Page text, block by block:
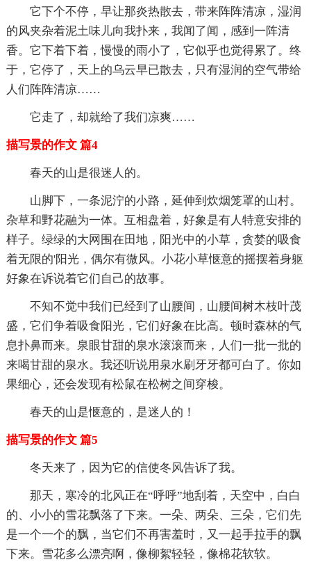
它下个不停，早让那炎热散去，带来阵阵清凉，湿润
的风夹杂着泥土味儿向我扑来，我闻了闻，感到一阵清
香。它下着下着，慢慢的雨小了，它似乎也觉得累了。终
于，它停了，天上的乌云早已散去，只有湿润的空气带给
人们阵阵清凉……
它走了，却就给了我们凉爽……
描写景的作文 篇4
春天的山是很迷人的。
山脚下，一条泥泞的小路，延伸到炊烟笼罩的山村。
杂草和野花融为一体。互相盘着，好象是有人特意安排的
样子。绿绿的大网围在田地，阳光中的小草，贪婪的吸食
着无限的'阳光，偶尔有微风。小花小草惬意的摇摆着身躯
好象在诉说着它们自己的故事。
不知不觉中我们已经到了山腰间，山腰间树木枝叶茂
盛，它们争着吸食阳光，它们好象在比高。顿时森林的气
息扑鼻而来。泉眼甘甜的泉水滚滚而来，人们一批一批的
来喝甘甜的泉水。我还听说用泉水刷牙牙都可白了。你如
果细心，还会发现有松鼠在松树之间穿梭。
春天的山是惬意的，是迷人的！
描写景的作文 篇5
冬天来了，因为它的信使冬风告诉了我。
那天，寒冷的北风正在“呼呼”地刮着，天空中，白白
的、小小的雪花飘落了下来。一朵、两朵、三朵，它们先
是一个一个的飘，当它们不再害羞时，又一起手拉手的飘
下来。雪花多么漂亮啊，像柳絮轻轻，像棉花软软。